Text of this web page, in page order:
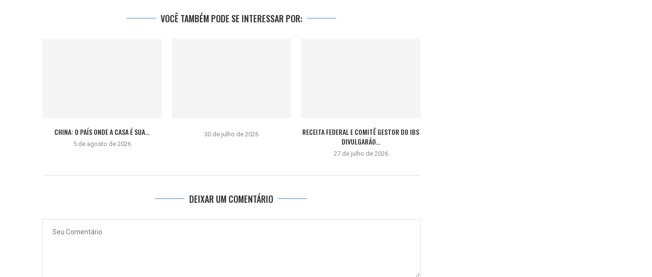
VOCÊ TAMBÉM PODE SE INTERESSAR POR:
CHINA: O PAÍS ONDE A CASA É SUA...
5 de agosto de 2026
30 de julho de 2026
RECEITA FEDERAL E COMITÊ GESTOR DO IBS
DIVULGARÃO...
27 de julho de 2026
DEIXAR UM COMENTÁRIO